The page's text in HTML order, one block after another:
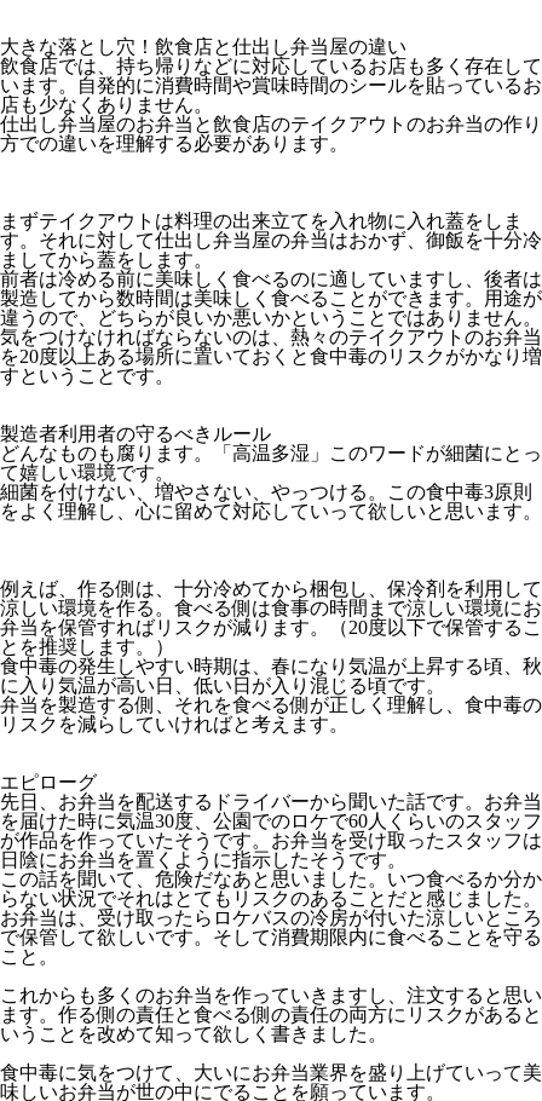
大きな落とし穴！飲食店と仕出し弁当屋の違い
飲食店では、持ち帰りなどに対応しているお店も多く存在して
います。自発的に消費時間や賞味時間のシールを貼っているお
店も少なくありません。
仕出し弁当屋のお弁当と飲食店のテイクアウトのお弁当の作り
方での違いを理解する必要があります。
まずテイクアウトは料理の出来立てを入れ物に入れ蓋をしま
す。それに対して仕出し弁当屋の弁当はおかず、御飯を十分冷
ましてから蓋をします。
前者は冷める前に美味しく食べるのに適していますし、後者は
製造してから数時間は美味しく食べることができます。用途が
違うので、どちらが良いか悪いかということではありません。
気をつけなければならないのは、熱々のテイクアウトのお弁当
を20度以上ある場所に置いておくと食中毒のリスクがかなり増
すということです。
製造者利用者の守るべきルール
どんなものも腐ります。「高温多湿」このワードが細菌にとっ
て嬉しい環境です。
細菌を付けない、増やさない、やっつける。この食中毒3原則
をよく理解し、心に留めて対応していって欲しいと思います。
例えば、作る側は、十分冷めてから梱包し、保冷剤を利用して
涼しい環境を作る。食べる側は食事の時間まで涼しい環境にお
弁当を保管すればリスクが減ります。（20度以下で保管するこ
とを推奨します。）
食中毒の発生しやすい時期は、春になり気温が上昇する頃、秋
に入り気温が高い日、低い日が入り混じる頃です。
弁当を製造する側、それを食べる側が正しく理解し、食中毒の
リスクを減らしていければと考えます。
エピローグ
先日、お弁当を配送するドライバーから聞いた話です。お弁当
を届けた時に気温30度、公園でのロケで60人くらいのスタッフ
が作品を作っていたそうです。お弁当を受け取ったスタッフは
日陰にお弁当を置くように指示したそうです。
この話を聞いて、危険だなあと思いました。いつ食べるか分か
らない状況でそれはとてもリスクのあることだと感じました。
お弁当は、受け取ったらロケバスの冷房が付いた涼しいところ
で保管して欲しいです。そして消費期限内に食べることを守る
こと。
これからも多くのお弁当を作っていきますし、注文すると思い
ます。作る側の責任と食べる側の責任の両方にリスクがあると
いうことを改めて知って欲しく書きました。
食中毒に気をつけて、大いにお弁当業界を盛り上げていって美
味しいお弁当が世の中にでることを願っています。